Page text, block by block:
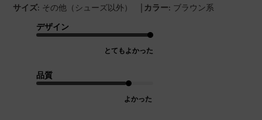
サイズ: その他（シューズ以外） | カラー: ブラウン系
デザイン
とてもよかった
品質
よかった